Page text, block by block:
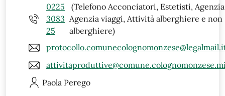
0225
3083
25
(Telefono Acconciatori, Estetisti,
Agenzia viaggi, Attività alberghiere e non
alberghiere)
Paola Perego